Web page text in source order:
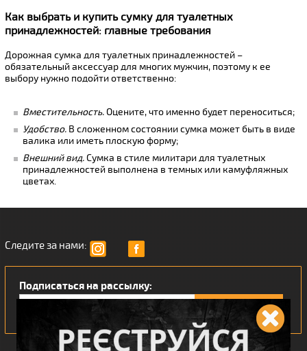
Как выбрать и купить сумку для туалетных
принадлежностей: главные требования
Дорожная сумка для туалетных принадлежностей –
обязательный аксессуар для многих мужчин, поэтому к ее
выбору нужно подойти ответственно:
Вместительность.Оцените, что именно будет переноситься;
Удобство. В сложенном состоянии сумка может быть в виде
валика или иметь плоскую форму;
Внешний вид.Сумка в стиле милитари для туалетных
принадлежностей выполнена в темных или камуфляжных
цветах.
Следите за нами:
Подписаться на рассылку: